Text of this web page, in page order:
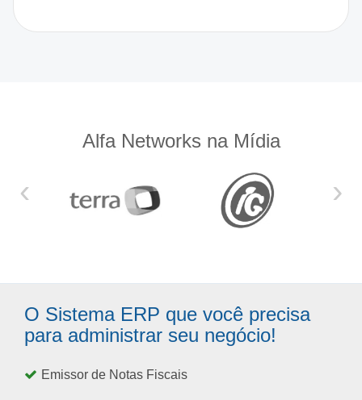
Alfa Networks na Mídia
‹ ›
O Sistema ERP que você precisa
para administrar seu negócio!
Emissor de Notas Fiscais